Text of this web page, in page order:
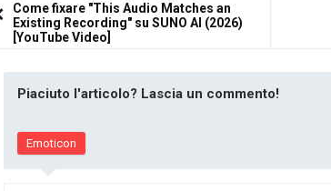
Come fixare "This Audio Matches an
Existing Recording" su SUNO AI (2026)
[YouTube Video]
Piaciuto l'articolo? Lascia un commento!
Emoticon